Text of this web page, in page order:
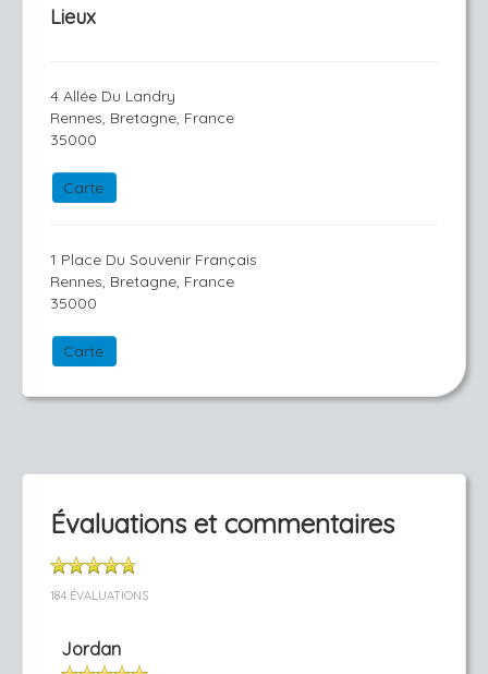
Lieux
4 Allée Du Landry
Rennes, Bretagne, France
35000
Carte
1 Place Du Souvenir Français
Rennes, Bretagne, France
35000
Carte
Évaluations et commentaires
184 ÉVALUATIONS
Jordan